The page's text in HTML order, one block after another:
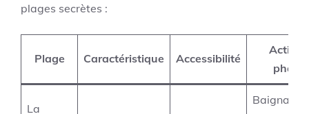
plages secrètes :
Plage Caractéristique Accessibilité
Activité
phare
La
Baignade